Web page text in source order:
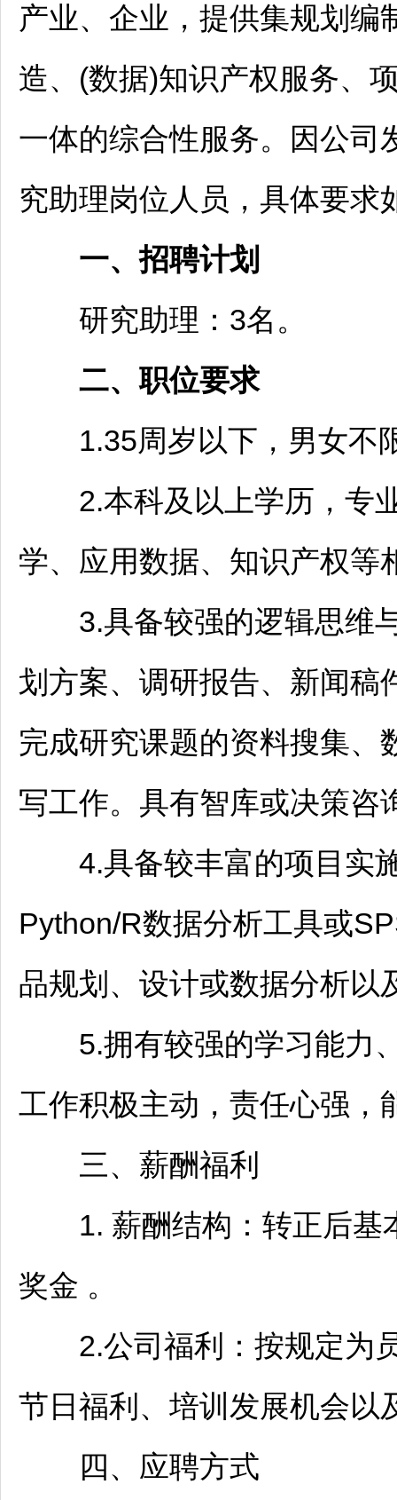
产业、企业，提供集规划编
造、(数据)知识产权服务、
一体的综合性服务。因公司
究助理岗位人员，具体要求
一、招聘计划
研究助理：3名。
二、职位要求
1.35周岁以下，男女不
2.本科及以上学历，专业
学、应用数据、知识产权等
3.具备较强的逻辑思维与
划方案、调研报告、新闻稿
完成研究课题的资料搜集、
写工作。具有智库或决策咨
4.具备较丰富的项目实施
Python/R数据分析工具或
品规划、设计或数据分析以
5.拥有较强的学习能力、
工作积极主动，责任心强，
三、薪酬福利
1. 薪酬结构：转正后基
奖金 。
2.公司福利：按规定为员
节日福利、培训发展机会以
四、应聘方式